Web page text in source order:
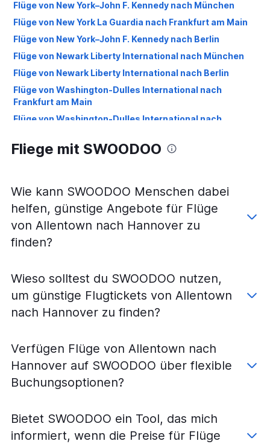
Flüge von New York–John F. Kennedy nach München
Flüge von New York La Guardia nach Frankfurt am Main
Flüge von New York–John F. Kennedy nach Berlin
Flüge von Newark Liberty International nach München
Flüge von Newark Liberty International nach Berlin
Flüge von Washington-Dulles International nach
Frankfurt am Main
Flüge von Washington-Dulles International nach
Flüge von New York La Guardia nach München
Flüge von New York–John F. Kennedy nach Frankfurt
Hahn
Flüge von New York La Guardia nach Berlin
Flüge von Philadelphia nach Frankfurt am Main
Flüge von Washington Ronald Reagan nach München
Flüge von New York–John F. Kennedy nach Düsseldorf
Flüge von Newark Liberty International nach Düsseldorf
Flüge von New York La Guardia nach Düsseldorf
Flüge von New York–John F. Kennedy nach Hamburg
Flüge von Newark Liberty International nach Hamburg
Frankfurt Hahn
Flüge von New York La Guardia nach Hamburg
Fliege mit SWOODOO
Wie kann SWOODOO Menschen dabei
helfen, günstige Angebote für Flüge
von Allentown nach Hannover zu
finden?
Wieso solltest du SWOODOO nutzen,
um günstige Flugtickets von Allentown
nach Hannover zu finden?
Verfügen Flüge von Allentown nach
Hannover auf SWOODOO über flexible
Buchungsoptionen?
Bietet SWOODOO ein Tool, das mich
informiert, wenn die Preise für Flüge